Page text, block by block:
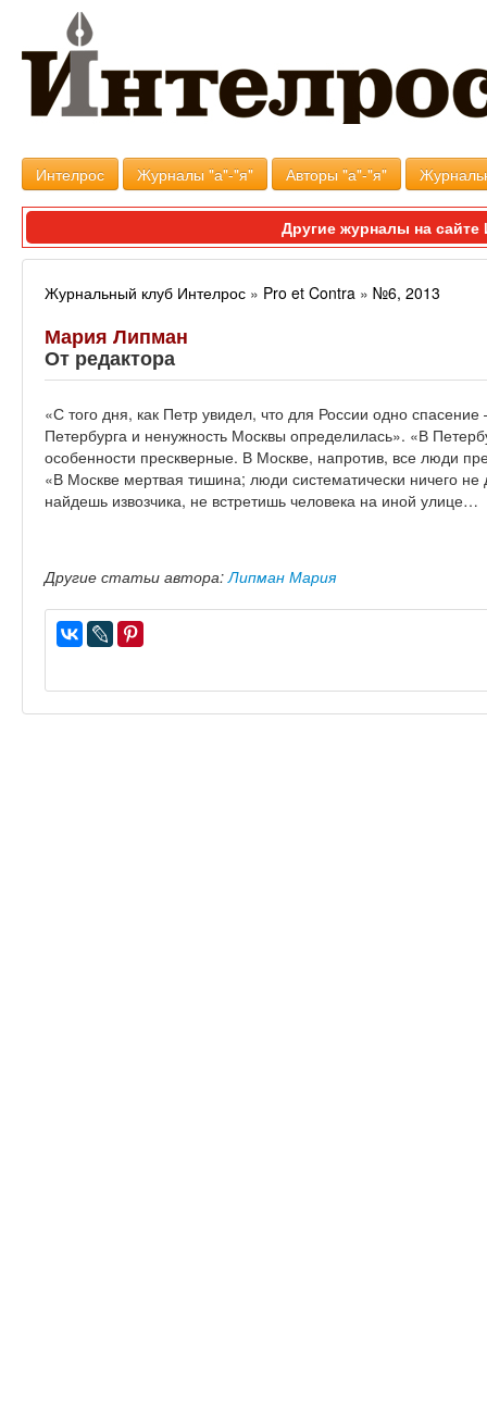
Интелрос Журналы "а"-"я" Авторы "а"-"я"
Другие журналы на
Журнальный клуб Интелрос » Pro et Contra » №6, 2013
Мария Липман
От редактора
«С того дня, как Петр увидел, что для России одно
Петербурга и ненужность Москвы определилась». «В
особенности прескверные. В Москве, напротив, все люди
«В Москве мертвая тишина; люди систематически ничего
найдешь извозчика, не встретишь человека на иной улице…
Другие статьи автора:Липман Мария